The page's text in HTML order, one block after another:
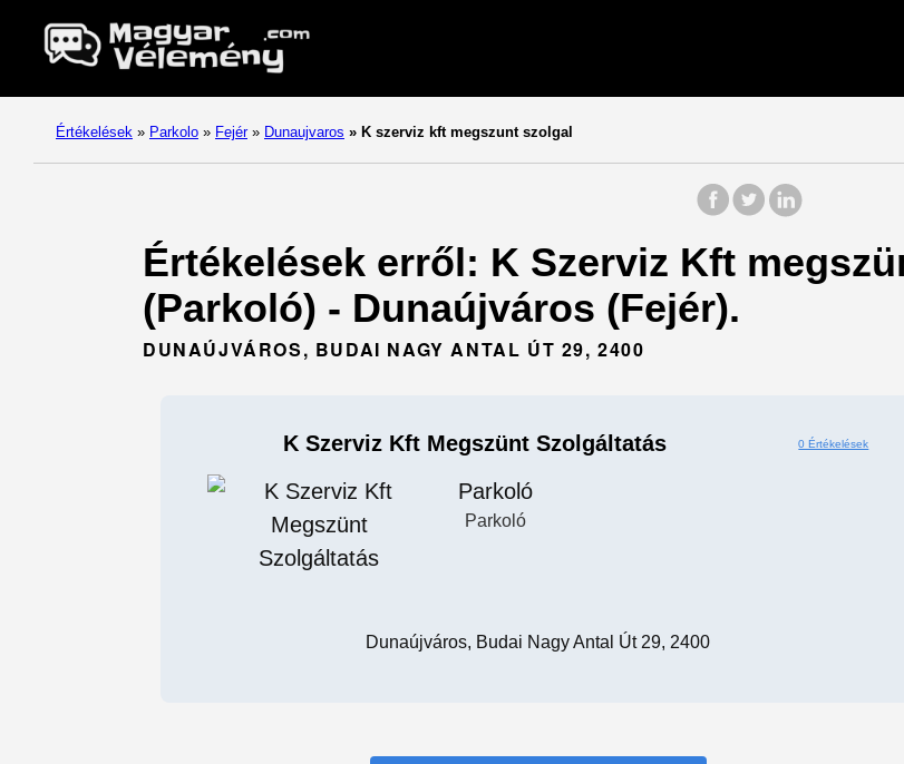
Értékelések » Parkolo » Fejér » Dunaujvaros » K szerviz kft megszunt szolgal
Értékelések erről: K Szerviz Kft
(Parkoló) - Dunaújváros (Fejér).
DUNAÚJVÁROS, BUDAI NAGY ANTAL ÚT 29, 2400
K Szerviz Kft Megszünt Szolgáltatás 0 Értékelések
Parkoló
Parkoló
Dunaújváros, Budai Nagy Antal Út 29, 2400